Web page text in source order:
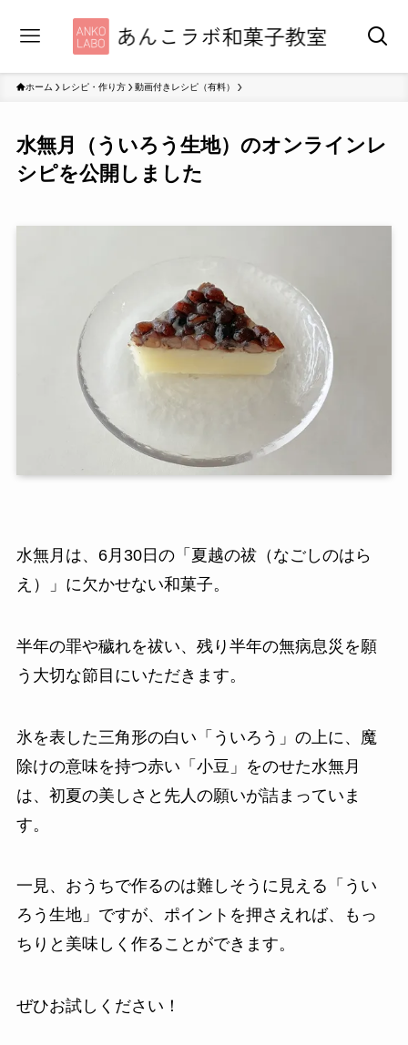
ホーム レシピ・作り方 動画付きレシピ（有料）
水無月（ういろう生地）のオンラインレ
シピを公開しました
水無月は、6月30日の「夏越の祓（なごしのはら
え）」に欠かせない和菓子。
半年の罪や穢れを祓い、残り半年の無病息災を願
う大切な節目にいただきます。
氷を表した三角形の白い「ういろう」の上に、魔
除けの意味を持つ赤い「小豆」をのせた水無月
は、初夏の美しさと先人の願いが詰まっていま
す。
一見、おうちで作るのは難しそうに見える「うい
ろう生地」ですが、ポイントを押さえれば、もっ
ちりと美味しく作ることができます。
ぜひお試しください！